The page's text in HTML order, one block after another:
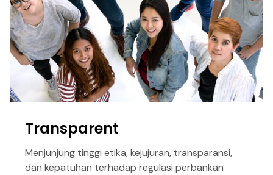
Transparent
Menjunjung tinggi etika, kejujuran, transparansi,
dan kepatuhan terhadap regulasi perbankan